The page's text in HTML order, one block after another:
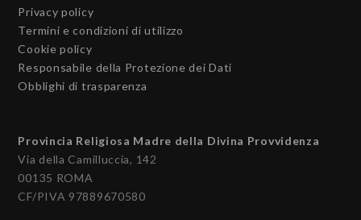
Privacy policy
Termini e condizioni di utilizzo
Cookie policy
Responsabile della Protezione dei Dati
Obblighi di trasparenza
Provincia Religiosa Madre della Divina Provvidenza
Via della Camilluccia, 142
00135 ROMA
CF/PIVA 97889670580